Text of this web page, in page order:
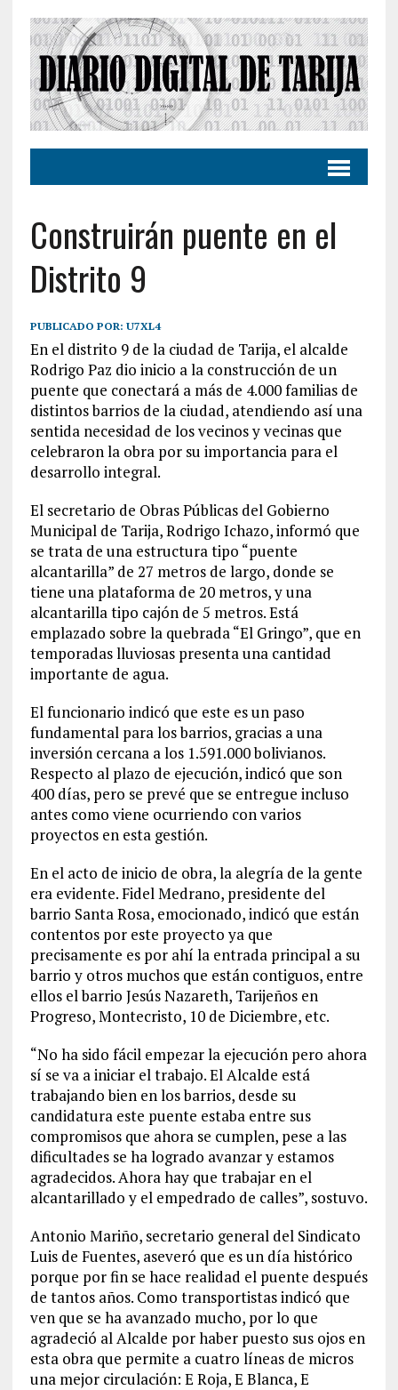
Construirán puente en el
Distrito 9
PUBLICADO POR: U7XL4
En el distrito 9 de la ciudad de Tarija, el alcalde
Rodrigo Paz dio inicio a la construcción de un
puente que conectará a más de 4.000 familias de
distintos barrios de la ciudad, atendiendo así una
sentida necesidad de los vecinos y vecinas que
celebraron la obra por su importancia para el
desarrollo integral.
El secretario de Obras Públicas del Gobierno
Municipal de Tarija, Rodrigo Ichazo, informó que
se trata de una estructura tipo “puente
alcantarilla” de 27 metros de largo, donde se
tiene una plataforma de 20 metros, y una
alcantarilla tipo cajón de 5 metros. Está
emplazado sobre la quebrada “El Gringo”, que en
temporadas lluviosas presenta una cantidad
importante de agua.
El funcionario indicó que este es un paso
fundamental para los barrios, gracias a una
inversión cercana a los 1.591.000 bolivianos.
Respecto al plazo de ejecución, indicó que son
400 días, pero se prevé que se entregue incluso
antes como viene ocurriendo con varios
proyectos en esta gestión.
En el acto de inicio de obra, la alegría de la gente
era evidente. Fidel Medrano, presidente del
barrio Santa Rosa, emocionado, indicó que están
contentos por este proyecto ya que
precisamente es por ahí la entrada principal a su
barrio y otros muchos que están contiguos, entre
ellos el barrio Jesús Nazareth, Tarijeños en
Progreso, Montecristo, 10 de Diciembre, etc.
“No ha sido fácil empezar la ejecución pero ahora
sí se va a iniciar el trabajo. El Alcalde está
trabajando bien en los barrios, desde su
candidatura este puente estaba entre sus
compromisos que ahora se cumplen, pese a las
dificultades se ha logrado avanzar y estamos
agradecidos. Ahora hay que trabajar en el
alcantarillado y el empedrado de calles”, sostuvo.
Antonio Mariño, secretario general del Sindicato
Luis de Fuentes, aseveró que es un día histórico
porque por fin se hace realidad el puente después
de tantos años. Como transportistas indicó que
ven que se ha avanzado mucho, por lo que
agradeció al Alcalde por haber puesto sus ojos en
esta obra que permite a cuatro líneas de micros
una mejor circulación: E Roja, E Blanca, E